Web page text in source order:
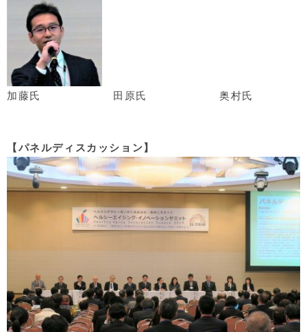
加藤氏 田原氏 奥村氏
【パネルディスカッション】